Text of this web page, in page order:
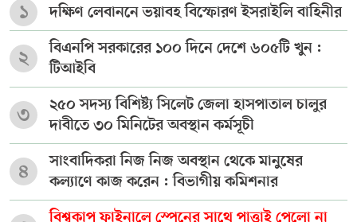
১ দক্ষিণ লেবাননে ভয়াবহ বিস্ফোরণ ইসরাইলি বাহিনীর
২
বিএনপি সরকারের ১০০ দিনে দেশে ৬০৫টি খুন :
টিআইবি
৩
২৫০ সদস্য বিশিষ্ট্য সিলেট জেলা হাসপাতাল চালুর
দাবীতে ৩০ মিনিটের অবস্থান কর্মসূচী
৪
সাংবাদিকরা নিজ নিজ অবস্থান থেকে মানুষের
কল্যাণে কাজ করেন : বিভাগীয় কমিশনার